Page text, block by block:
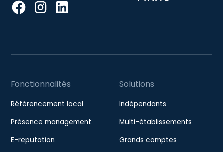
Fonctionnalités
Référencement local
Présence management
E-reputation
Solutions
Indépendants
Multi-établissements
Grands comptes